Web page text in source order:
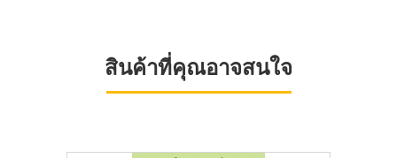
สินค้าที่คุณอาจสนใจ